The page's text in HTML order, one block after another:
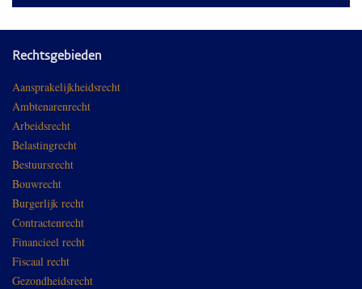
Rechtsgebieden
Aansprakelijkheidsrecht
Ambtenarenrecht
Arbeidsrecht
Belastingrecht
Bestuursrecht
Bouwrecht
Burgerlijk recht
Contractenrecht
Financieel recht
Fiscaal recht
Gezondheidsrecht